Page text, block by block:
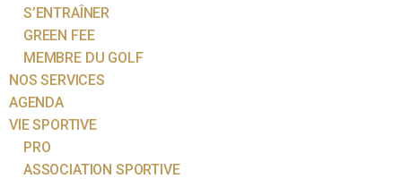
S’ENTRAÎNER
GREEN FEE
MEMBRE DU GOLF
NOS SERVICES
AGENDA
VIE SPORTIVE
PRO
ASSOCIATION SPORTIVE